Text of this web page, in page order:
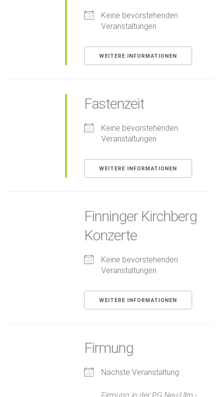
Keine bevorstehenden
Veranstaltungen
WEITERE INFORMATIONEN
Fastenzeit
Keine bevorstehenden
Veranstaltungen
WEITERE INFORMATIONEN
Finninger Kirchberg
Konzerte
Keine bevorstehenden
Veranstaltungen
WEITERE INFORMATIONEN
Firmung
Nächste Veranstaltung